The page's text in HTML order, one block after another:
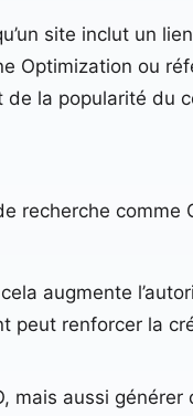
site inclut un
Optimization ou
la popularité du
recherche comme
augmente
peut renforcer la
mais aussi